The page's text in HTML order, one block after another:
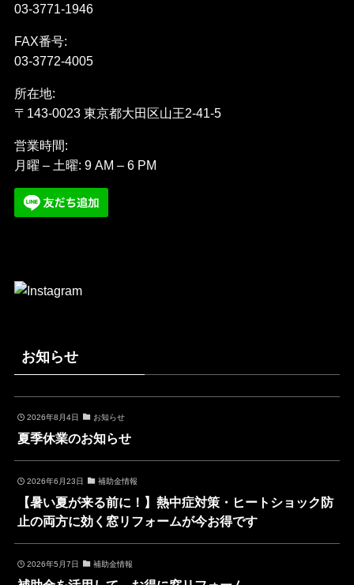
03-3771-1946
FAX番号:
03-3772-4005
所在地:
〒143-0023 東京都大田区山王2-41-5
営業時間:
月曜 – 土曜: 9 AM – 6 PM
お知らせ
2026年8月4日 お知らせ
夏季休業のお知らせ
2026年6月23日 補助金情報
【暑い夏が来る前に！】熱中症対策・ヒートショック防
止の両方に効く窓リフォームが今お得です
2026年5月7日 補助金情報